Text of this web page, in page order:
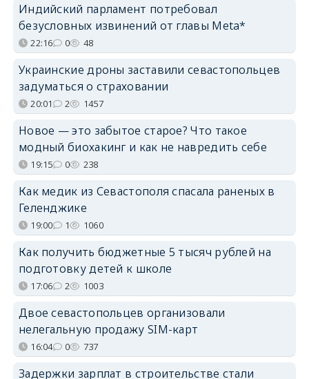
Индийский парламент потребовал
безусловных извинений от главы Meta*
22:16 0 48
Украинские дроны заставили севастопольцев
задуматься о страховании
20:01 2 1457
Новое — это забытое старое? Что такое
модный биохакинг и как не навредить себе
19:15 0 238
Как медик из Севастополя спасала раненых в
Геленджике
19:00 1 1060
Как получить бюджетные 5 тысяч рублей на
подготовку детей к школе
17:06 2 1003
Двое севастопольцев организовали
нелегальную продажу SIM-карт
16:04 0 737
Задержки зарплат в строительстве стали